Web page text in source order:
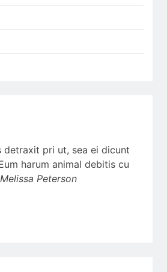
detraxit pri ut, sea ei dicunt
harum animal debitis cu
Melissa Peterson